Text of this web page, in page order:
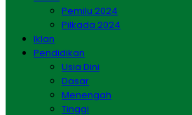
Pemilu 2024
Pilkada 2024
Iklan
Pendidikan
Usia Dini
Dasar
Menengah
Tinggi